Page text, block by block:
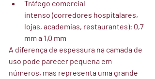
Tráfego comercial
intenso (corredores hospitalares,
lojas, academias, restaurantes): 0,7
mm a 1,0 mm
A diferença de espessura na camada de
uso pode parecer pequena em
números, mas representa uma grande